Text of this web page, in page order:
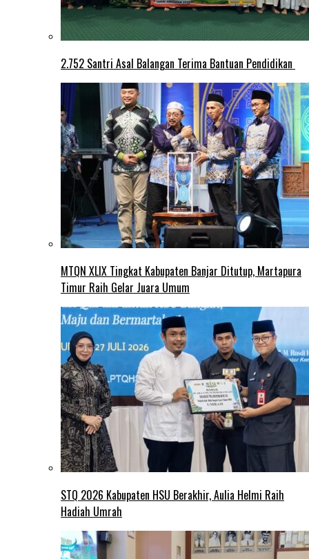
2.752 Santri Asal Balangan Terima Bantuan Pendidikan
MTQN XLIX Tingkat Kabupaten Banjar Ditutup, Martapura
Timur Raih Gelar Juara Umum
STQ 2026 Kabupaten HSU Berakhir, Aulia Helmi Raih
Hadiah Umrah